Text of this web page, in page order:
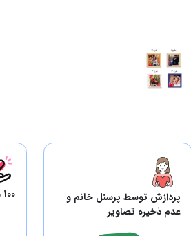
پردازش توسط پرسنل خانم و
عدم ذخیره تصاویر
100 سال ماندگاری رنگ